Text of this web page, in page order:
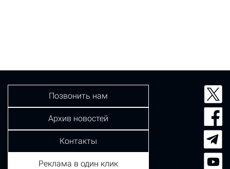
Позвонить нам
Архив новостей
Контакты
Реклама в один клик